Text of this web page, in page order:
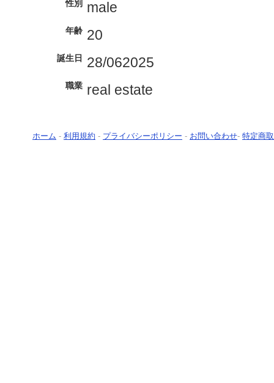
性別 male
年齢 20
誕生日 28/062025
職業 real estate
ホーム - 利用規約 - プライバシーポリシー - お問い合わせ- 特定商